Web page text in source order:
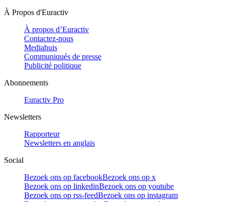
À Propos d'Euractiv
À propos d’Euractiv
Contactez-nous
Mediahuis
Communiqués de presse
Publicité politique
Abonnements
Euractiv Pro
Newsletters
Rapporteur
Newsletters en anglais
Social
Bezoek ons op facebookBezoek ons op x
Bezoek ons op linkedinBezoek ons op youtube
Bezoek ons op rss-feedBezoek ons op instagram